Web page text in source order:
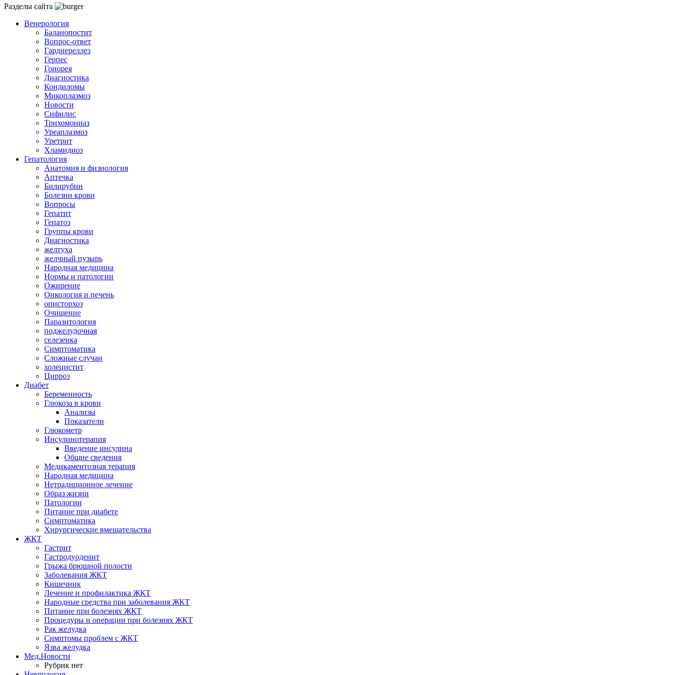
Разделы сайта
Венерология
Баланопостит
Вопрос-ответ
Гарднереллез
Герпес
Гонорея
Диагностика
Кондиломы
Микоплазмоз
Новости
Сифилис
Трихомониаз
Уреаплазмоз
Уретрит
Хламидиоз
Гепатология
Анатомия и физиология
Аптечка
Билирубин
Болезни крови
Вопросы
Гепатит
Гепатоз
Группы крови
Диагностика
желтуха
желчный пузырь
Народная медицина
Нормы и патологии
Ожирение
Онкология и печень
описторхоз
Очищение
Паразитология
поджелудочная
селезенка
Симптоматика
Сложные случаи
холецистит
Цирроз
Диабет
Беременность
Глюкоза в крови
Анализы
Показатели
Глюкометр
Инсулинотерапия
Введение инсулина
Общие сведения
Медикаментозная терапия
Народная медицина
Нетрадиционное лечение
Образ жизни
Патологии
Питание при диабете
Симптоматика
Хирургические вмешательства
ЖКТ
Гастрит
Гастродуоденит
Грыжа брюшной полости
Заболевания ЖКТ
Кишечник
Лечение и профилактика ЖКТ
Народные средства при заболевания ЖКТ
Питание при болезнях ЖКТ
Процедуры и операции при болезнях ЖКТ
Рак желудка
Симптомы проблем с ЖКТ
Язва желудка
Мед.Новости
Рубрик нет